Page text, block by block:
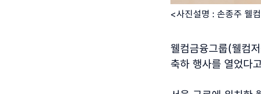
<사진설명 : 손종주 웰
웰컴금융그룹(웰컴
축하 행사를 열었다